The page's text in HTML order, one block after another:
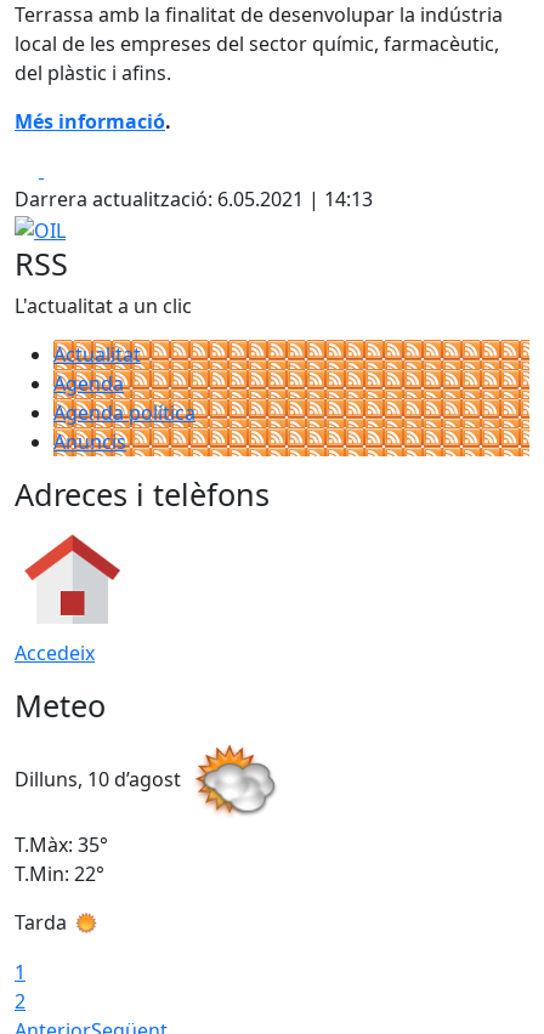
Terrassa amb la finalitat de desenvolupar la indústria
local de les empreses del sector químic, farmacèutic,
del plàstic i afins.
Més informació.
Darrera actualització: 6.05.2021 | 14:13
OIL
RSS
L'actualitat a un clic
Actualitat
Agenda
Agenda política
Anuncis
Adreces i telèfons
Accedeix
Meteo
Dilluns, 10 d’agost
T.Màx: 35°
T.Min: 22°
Tarda
1
2